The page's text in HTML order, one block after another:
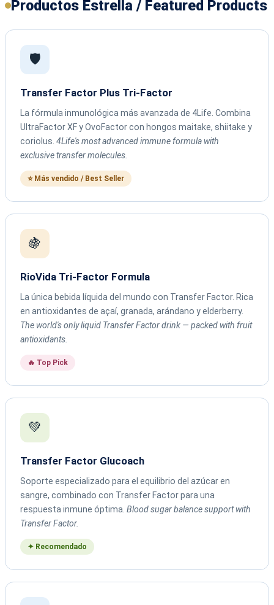
Productos Estrella / Featured Products
🛡️
Transfer Factor Plus Tri-Factor
La fórmula inmunológica más avanzada de 4Life. Combina
UltraFactor XF y OvoFactor con hongos maitake, shiitake y
coriolus. 4Life's most advanced immune formula with
exclusive transfer molecules.
⭐ Más vendido / Best Seller
🍇
RioVida Tri-Factor Formula
La única bebida líquida del mundo con Transfer Factor. Rica
en antioxidantes de açaí, granada, arándano y elderberry.
The world's only liquid Transfer Factor drink — packed with fruit
antioxidants.
🔥 Top Pick
💚
Transfer Factor Glucoach
Soporte especializado para el equilibrio del azúcar en
sangre, combinado con Transfer Factor para una
respuesta inmune óptima. Blood sugar balance support with
Transfer Factor.
✦ Recomendado